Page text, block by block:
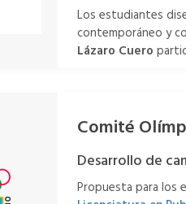
Los estudiantes
contemporáneo y
Lázaro Cuero
Comité
Desarrollo de
Propuesta para los